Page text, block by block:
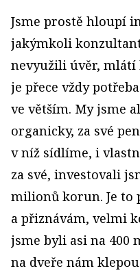
Jsme prostě hloupí
jakýmkoli
nevyužili úvěr, mlátí
je přece vždy
ve větším. My jsme
organicky, za své
v níž sídlíme, i
za své, investovali
milionů korun. Je to
a přiznávám, velmi
jsme byli asi na 400
na dveře nám